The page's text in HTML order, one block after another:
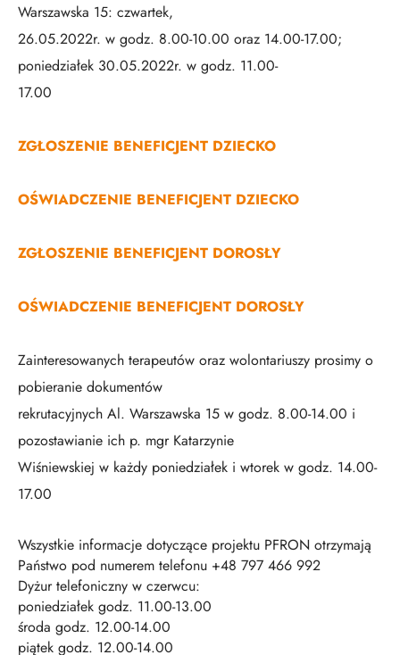
Warszawska 15: czwartek,
26.05.2022r. w godz. 8.00-10.00 oraz 14.00-17.00;
poniedziałek 30.05.2022r. w godz. 11.00-
17.00
ZGŁOSZENIE BENEFICJENT DZIECKO
OŚWIADCZENIE BENEFICJENT DZIECKO
ZGŁOSZENIE BENEFICJENT DOROSŁY
OŚWIADCZENIE BENEFICJENT DOROSŁY
Zainteresowanych terapeutów oraz wolontariuszy prosimy o
pobieranie dokumentów
rekrutacyjnych Al. Warszawska 15 w godz. 8.00-14.00 i
pozostawianie ich p. mgr Katarzynie
Wiśniewskiej w każdy poniedziałek i wtorek w godz. 14.00-
17.00
Wszystkie informacje dotyczące projektu PFRON otrzymają
Państwo pod numerem telefonu +48 797 466 992
Dyżur telefoniczny w czerwcu:
poniedziałek godz. 11.00-13.00
środa godz. 12.00-14.00
piątek godz. 12.00-14.00